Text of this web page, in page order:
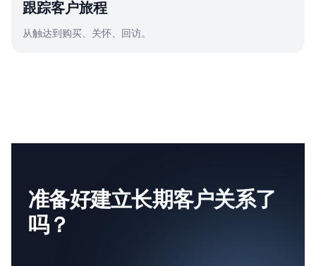
跟踪客户旅程
从触达到购买、关怀、回访。
准备好建立长期客户关系了
吗？